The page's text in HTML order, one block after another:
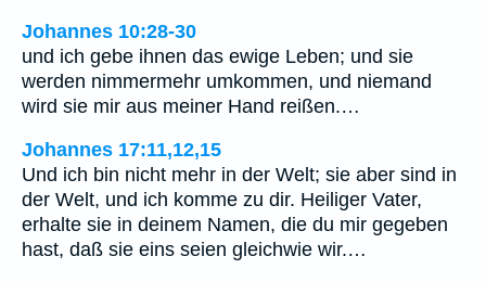
Johannes 10:28-30
und ich gebe ihnen das ewige Leben; und sie
werden nimmermehr umkommen, und niemand
wird sie mir aus meiner Hand reißen.…
Johannes 17:11,12,15
Und ich bin nicht mehr in der Welt; sie aber sind in
der Welt, und ich komme zu dir. Heiliger Vater,
erhalte sie in deinem Namen, die du mir gegeben
hast, daß sie eins seien gleichwie wir.…